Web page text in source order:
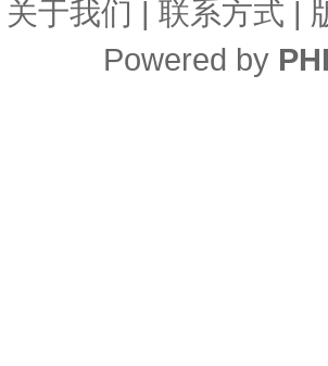
关于我们 | 联系方式 |
Powered by